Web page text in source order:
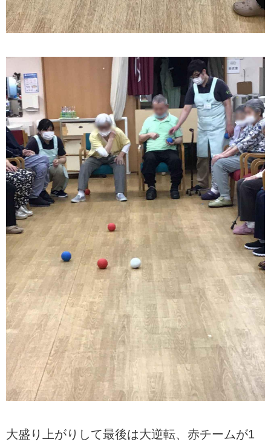
大盛り上がりして最後は大逆転、赤チームが1